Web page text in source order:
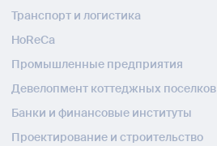
Транспорт и логистика
HoReCa
Промышленные предприятия
Девелопмент коттеджных поселков
Банки и финансовые институты
Проектирование и строительство